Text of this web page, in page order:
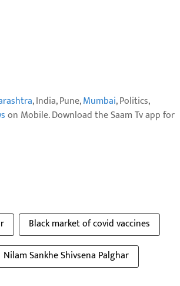
, India, Pune,Mumbai, Politics,
on Mobile. Download the Saam Tv app for
Black market of covid vaccines
Nilam Sankhe Shivsena Palghar